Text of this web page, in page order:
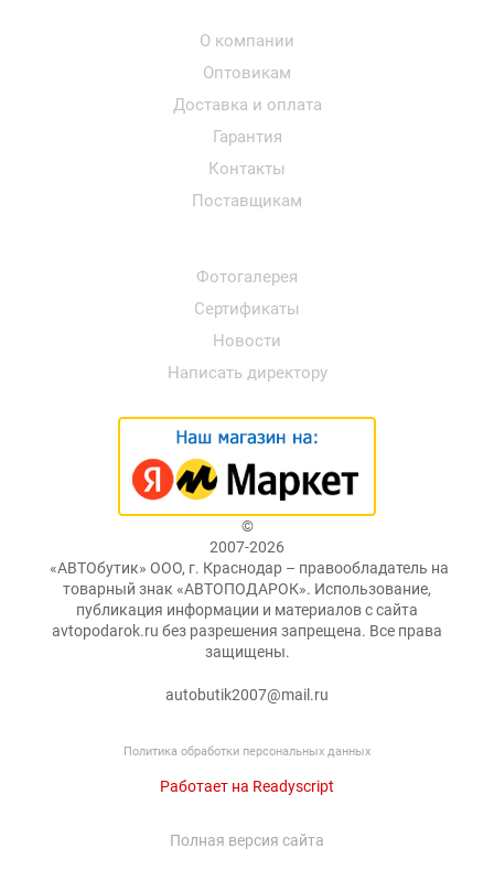
О компании
Оптовикам
Доставка и оплата
Гарантия
Контакты
Поставщикам
Фотогалерея
Сертификаты
Новости
Написать директору
©
2007-2026
«АВТОбутик» ООО, г. Краснодар – правообладатель на
товарный знак «АВТОПОДАРОК». Использование,
публикация информации и материалов с сайта
avtopodarok.ru без разрешения запрещена. Все права
защищены.
autobutik2007@mail.ru
Политика обработки персональных данных
Работает на Readyscript
Полная версия сайта